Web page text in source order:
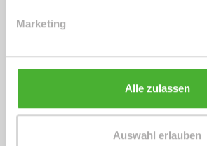
Marketing
Alle zulassen
Auswahl erlauben
Energieverbrauchskennwert
Weitere Informationen
Wesentlicher Energieträger
GAS